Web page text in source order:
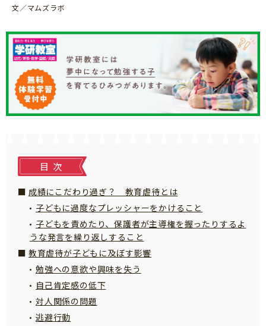
健康
「こそだてまっぷ」とは
サイトのご利⽤にあたって
個⼈情報について
文／マムズラボ
目次
成績にこだわり過ぎ？ 教育虐待とは
子どもに過度なプレッシャーをかけること
子どもを責めたり、保護者が主導権を握ったりするよ
うな発言を繰り返しすること
教育虐待が子どもに及ぼす影響
勉強への意欲や興味を失う
自己肯定感の低下
対人関係の問題
逃避行動